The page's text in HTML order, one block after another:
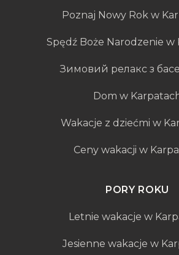
Poznaj Nowy Rok w
Spędź Boże Narodzenie w
Зимовий релакс з
Dom w
Wakacje z dziećmi w
Ceny wakacji w
PORY ROKU
Letnie wakacje w
Jesienne wakacje w